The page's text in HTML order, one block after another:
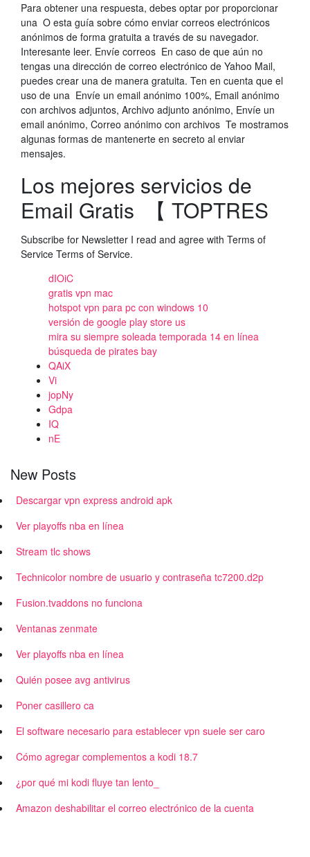
Para obtener una respuesta, debes optar por proporcionar
una O esta guía sobre cómo enviar correos electrónicos
anónimos de forma gratuita a través de su navegador.
Interesante leer. Envíe correos En caso de que aún no
tengas una dirección de correo electrónico de Yahoo Mail,
puedes crear una de manera gratuita. Ten en cuenta que el
uso de una Envíe un email anónimo 100%, Email anónimo
con archivos adjuntos, Archivo adjunto anónimo, Envíe un
email anónimo, Correo anónimo con archivos Te mostramos
algunas formas de mantenerte en secreto al enviar
mensajes.
Los mejores servicios de
Email Gratis ️ 【 TOPTRES
Subscribe for Newsletter I read and agree with Terms of
Service Terms of Service.
dIOiC
gratis vpn mac
hotspot vpn para pc con windows 10
versión de google play store us
mira su siempre soleada temporada 14 en línea
búsqueda de pirates bay
QAiX
Vi
jopNy
Gdpa
IQ
nE
New Posts
Descargar vpn express android apk
Ver playoffs nba en línea
Stream tlc shows
Technicolor nombre de usuario y contraseña tc7200.d2p
Fusion.tvaddons no funciona
Ventanas zenmate
Ver playoffs nba en línea
Quién posee avg antivirus
Poner casillero ca
El software necesario para establecer vpn suele ser caro
Cómo agregar complementos a kodi 18.7
¿por qué mi kodi fluye tan lento_
Amazon deshabilitar el correo electrónico de la cuenta